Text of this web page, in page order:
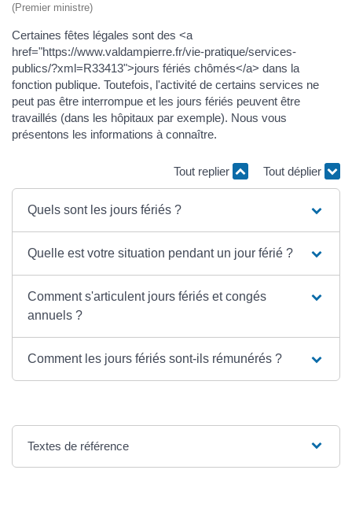
(Premier ministre)
Certaines fêtes légales sont des <a
href="https://www.valdampierre.fr/vie-pratique/services-
publics/?xml=R33413">jours fériés chômés</a> dans la
fonction publique. Toutefois, l'activité de certains services ne
peut pas être interrompue et les jours fériés peuvent être
travaillés (dans les hôpitaux par exemple). Nous vous
présentons les informations à connaître.
Tout replier Tout déplier
Quels sont les jours fériés ?
Quelle est votre situation pendant un jour férié ?
Comment s'articulent jours fériés et congés
annuels ?
Comment les jours fériés sont-ils rémunérés ?
Textes de référence